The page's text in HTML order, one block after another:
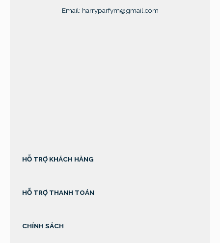
Email: harryparfym@gmail.com
HỖ TRỢ KHÁCH HÀNG
HỖ TRỢ THANH TOÁN
CHÍNH SÁCH